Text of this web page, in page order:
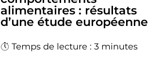
alimentaires : résultats
d’une étude européenne
Temps de lecture : 3 minutes